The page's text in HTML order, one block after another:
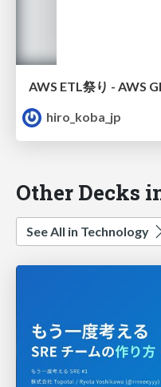
AWS ETL祭り - AWS
hiro_koba_jp
Other Decks
See All in Technology